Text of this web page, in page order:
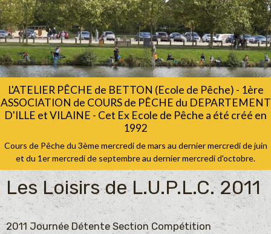
L'ATELIER PÊCHE de BETTON (Ecole de Pêche) - 1ère
ASSOCIATION de COURS de PÊCHE du DEPARTEMENT
D'ILLE et VILAINE - Cet Ex Ecole de Pêche a été créé en
1992
Cours de Pêche du 3ème mercredi de mars au dernier mercredi de juin
et du 1er mercredi de septembre au dernier mercredi d'octobre.
Les Loisirs de L.U.P.L.C. 2011
2011 Journée Détente Section Compétition